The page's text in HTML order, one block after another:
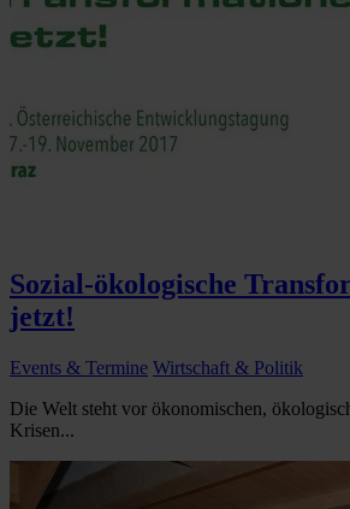
Sozial-ökologische
jetzt!
Events & Termine Wirtschaft & Politik
Die Welt steht vor ökonomischen,
Krisen...